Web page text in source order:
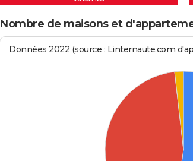
Nombre de maisons et
Données 2022 (source : Linternaute.com